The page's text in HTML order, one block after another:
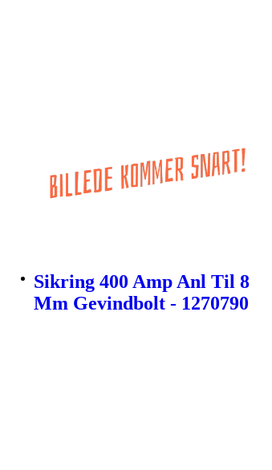
Sikring 400 Amp Anl Til 8
Mm Gevindbolt - 1270790